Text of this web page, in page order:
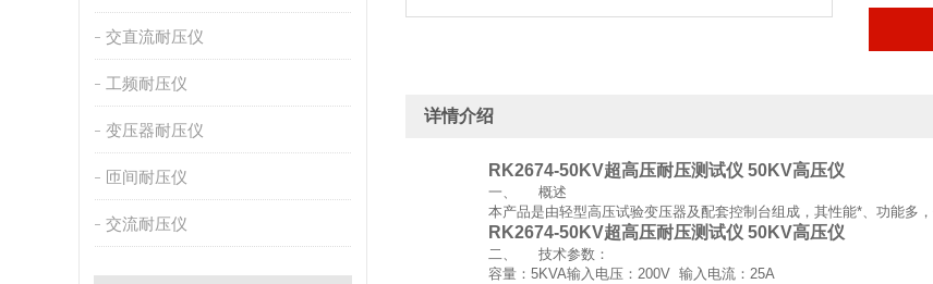
交直流耐压仪
工频耐压仪
变压器耐压仪
匝间耐压仪
交流耐压仪
详情介绍
RK2674-50KV超高压耐压测试仪 50KV高压仪
一、 概述
本产品是由轻型高压试验变压器及配套控制台组成，其性能*、功能多
RK2674-50KV超高压耐压测试仪 50KV高压仪
二、 技术参数：
容量：5KVA输入电压：200V 输入电流：25A